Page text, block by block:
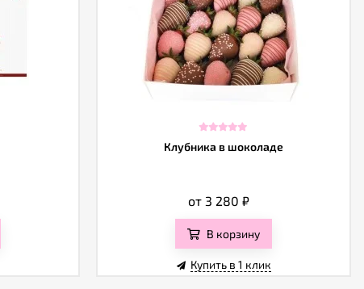
Клубника в шоколаде
от 3 280 ₽
В корзину
Купить в 1 клик